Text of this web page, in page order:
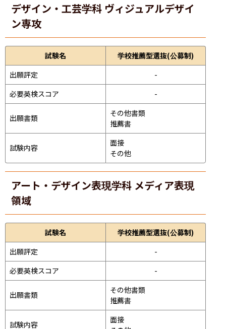
デザイン・工芸学科 ヴィジュアルデザイ
ン専攻
試験名
学校推薦型選抜(公募制)
出願評定
-
必要英検スコア
-
出願書類
その他書類
推薦書
試験内容
面接
その他
アート・デザイン表現学科 メディア表現
領域
試験名
学校推薦型選抜(公募制)
出願評定
-
必要英検スコア
-
出願書類
その他書類
推薦書
試験内容
面接